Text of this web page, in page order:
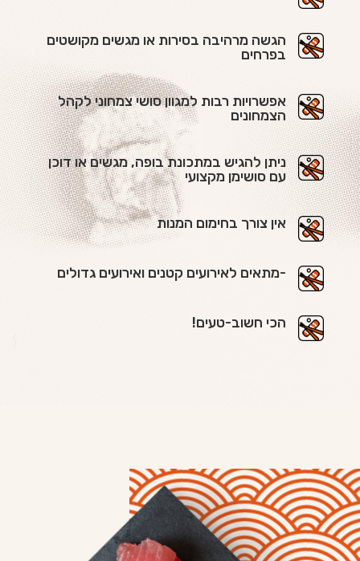
הגשה מרהיבה בסירות או מגשים מקושטים
בפרחים
אפשרויות רבות למגוון סושי צמחוני לקהל
הצמחונים
ניתן להגיש במתכונת בופה, מגשים או דוכן
עם סושימן מקצועי
אין צורך בחימום המנות
-מתאים לאירועים קטנים ואירועים גדולים
הכי חשוב-טעים!